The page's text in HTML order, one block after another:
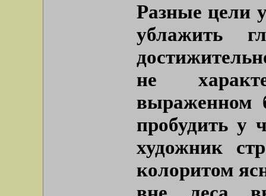
Разные цели
ублажить
не
выраженном
пробудить у
художник
колоритом